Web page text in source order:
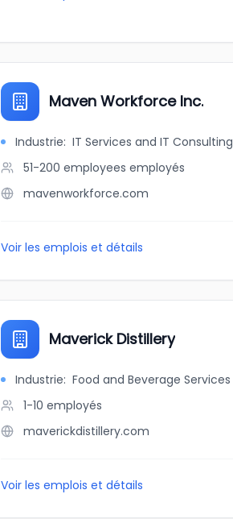
Maven Workforce Inc.
Industrie: IT Services and IT Consulting
51-200 employees employés
mavenworkforce.com
Voir les emplois et détails
Maverick Distillery
Industrie: Food and Beverage Services
1-10 employés
maverickdistillery.com
Voir les emplois et détails